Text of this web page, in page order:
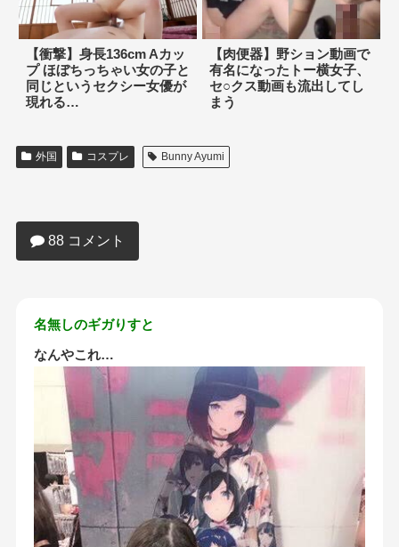
【衝撃】身長136cm Aカッ
プ ほぼちっちゃい女の子と
同じというセクシー女優が
現れる…
【肉便器】野ション動画で
有名になったトー横女子、
セ○クス動画も流出してし
まう
外国 コスプレ Bunny Ayumi
すぎてしまうｗｗｗｗｗｗｗｗ
88 コメント
名無しのギガりすと
なんやこれ…